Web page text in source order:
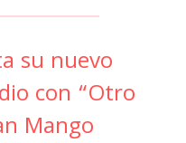
su nuevo
con “Otro
Mango